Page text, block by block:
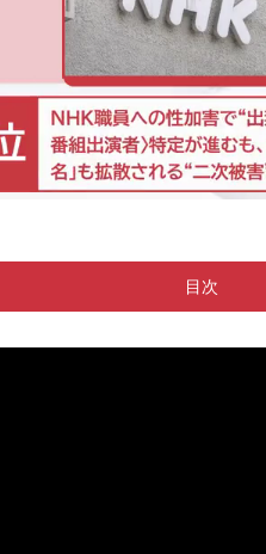
目次
ー 大麻成分のサプリ輸入を認めた